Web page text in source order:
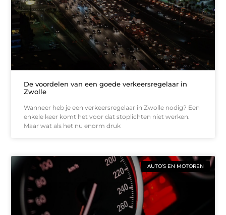
De voordelen van een goede verkeersregelaar in
Zwolle
Wanneer heb je een verkeersregelaar in Zwolle nodig? Een
enkele keer komt het voor dat stoplichten niet werken.
Maar wat als het nu enorm druk
AUTO’S EN MOTOREN